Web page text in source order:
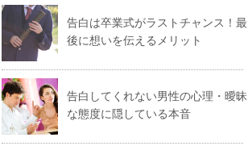
告白は卒業式がラストチャンス！最
後に想いを伝えるメリット
告白してくれない男性の心理・曖昧
な態度に隠している本音